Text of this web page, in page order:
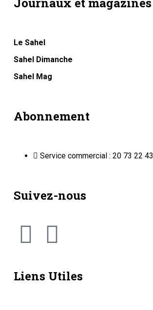
Journaux et magazines
Le Sahel
Sahel Dimanche
Sahel Mag
Abonnement
Service commercial : 20 73 22 43
Suivez-nous
Liens Utiles